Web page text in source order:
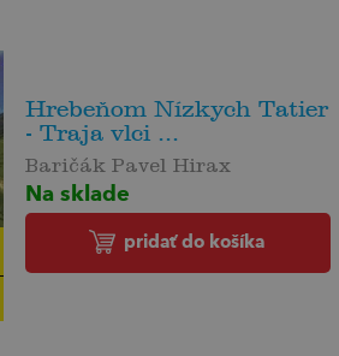
Hrebeňom Nízkych Tatier
- Traja vlci ...
Baričák Pavel Hirax
Na sklade
pridať do košíka